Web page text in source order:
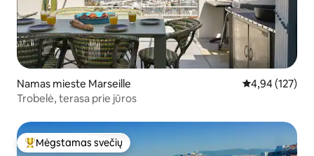
Namas mieste Marseille Vidutinis
4,94 (127)
Trobelė, terasa prie jūros
Svečių mėgstamiausias
Mėgstamas svečių